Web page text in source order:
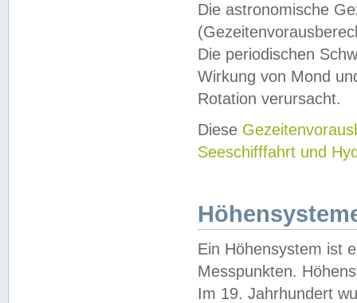
Die astronomische
Die periodischen
Wirkung von Mond
Rotation verursacht.
Diese
Seeschifffahrt und
Ein Höhensystem ist
Messpunkten.
Im 19. Jahrhundert